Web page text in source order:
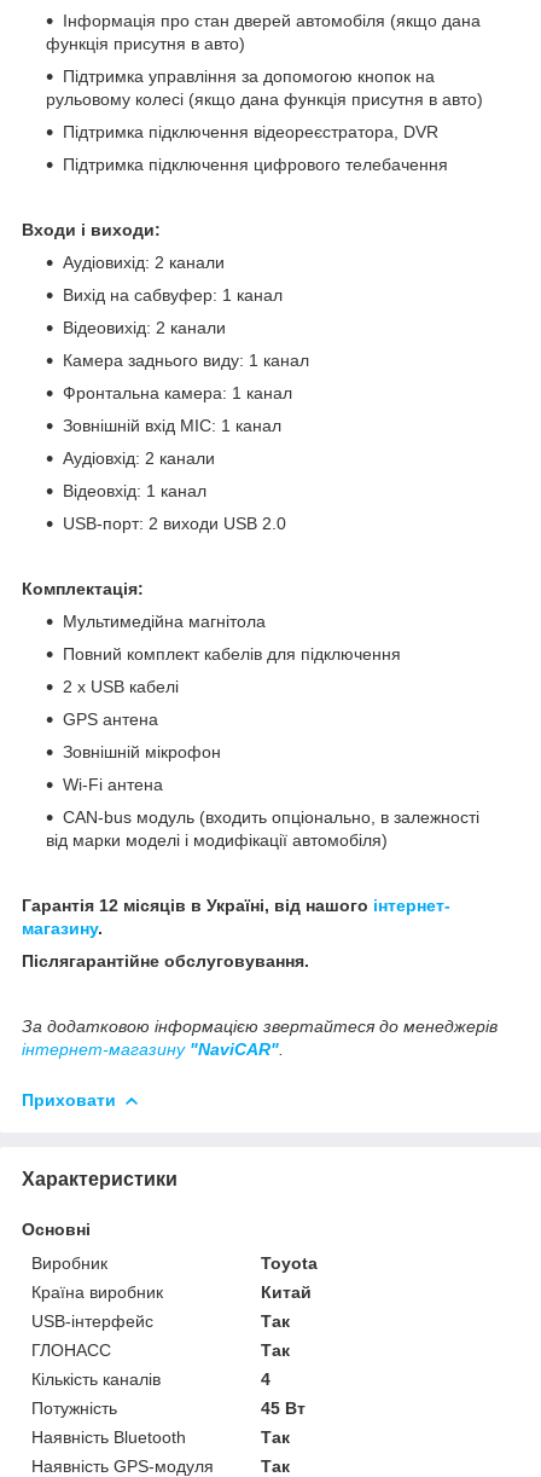
Інформація про стан дверей автомобіля (якщо дана
функція присутня в авто)
Підтримка управління за допомогою кнопок на
рульовому колесі (якщо дана функція присутня в авто)
Підтримка підключення відеореєстратора, DVR
Підтримка підключення цифрового телебачення
Входи і виходи:
Аудіовихід: 2 канали
Вихід на сабвуфер: 1 канал
Відеовихід: 2 канали
Камера заднього виду: 1 канал
Фронтальна камера: 1 канал
Зовнішній вхід MIC: 1 канал
Аудіовхід: 2 канали
Відеовхід: 1 канал
USB-порт: 2 виходи USB 2.0
Комплектація:
Мультимедійна магнітола
Повний комплект кабелів для підключення
2 x USB кабелі
GPS антена
Зовнішній мікрофон
Wi-Fi антена
CAN-bus модуль (входить опціонально, в залежності
від марки моделі і модифікації автомобіля)
Гарантія 12 місяців в Україні, від нашого інтернет-
магазину.
Післягарантійне обслуговування.
За додатковою інформацією звертайтеся до менеджерів
інтернет-магазину "NaviCAR"
Приховати
Характеристики
Основні
Виробник
Toyota
Країна виробник
Китай
USB-інтерфейс
Так
ГЛОНАСС
Так
Кількість каналів
4
Потужність
45 Вт
Наявність Bluetooth
Так
Наявність GPS-модуля
Так